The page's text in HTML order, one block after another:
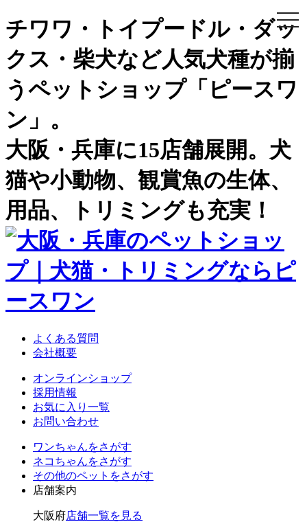
チワワ・トイプードル・ダッ
クス・柴犬など人気犬種が揃
うペットショップ「ピースワ
ン」。
大阪・兵庫に15店舗展開。犬
猫や小動物、観賞魚の生体、
用品、トリミングも充実！
よくある質問
会社概要
オンラインショップ
採用情報
お気に入り一覧
お問い合わせ
ワンちゃんをさがす
ネコちゃんをさがす
その他のペット をさがす
店舗案内
大阪府店舗一覧を見る